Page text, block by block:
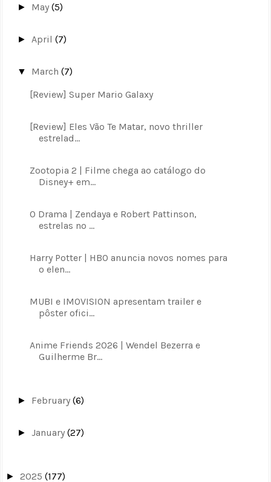
► May(5)
► April(7)
▼ March(7)
[Review] Super Mario Galaxy
[Review] Eles Vão Te Matar, novo thriller
estrelad...
Zootopia 2 | Filme chega ao catálogo do
Disney+ em...
O Drama | Zendaya e Robert Pattinson,
estrelas no ...
Harry Potter | HBO anuncia novos nomes para
o elen...
MUBI e IMOVISION apresentam trailer e
pôster ofici...
Anime Friends 2026 | Wendel Bezerra e
Guilherme Br...
► February(6)
►January(27)
► 2025 (177)